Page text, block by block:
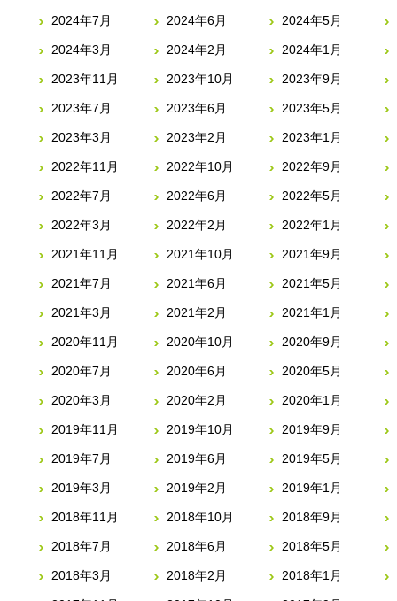
2024年7月 2024年6月 2024年5月
2024年3月 2024年2月 2024年1月
2023年11月 2023年10月 2023年9月
2023年7月 2023年6月 2023年5月
2023年3月 2023年2月 2023年1月
2022年11月 2022年10月 2022年9月
2022年7月 2022年6月 2022年5月
2022年3月 2022年2月 2022年1月
2021年11月 2021年10月 2021年9月
2021年7月 2021年6月 2021年5月
2021年3月 2021年2月 2021年1月
2020年11月 2020年10月 2020年9月
2020年7月 2020年6月 2020年5月
2020年3月 2020年2月 2020年1月
2019年11月 2019年10月 2019年9月
2019年7月 2019年6月 2019年5月
2019年3月 2019年2月 2019年1月
2018年11月 2018年10月 2018年9月
2018年7月 2018年6月 2018年5月
2018年3月 2018年2月 2018年1月